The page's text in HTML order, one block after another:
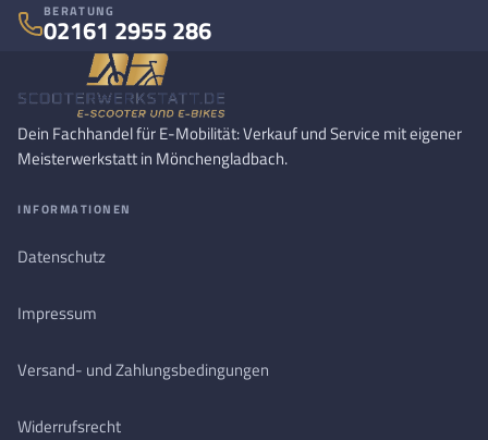
BERATUNG
02161 2955 286
Dein Fachhandel für E-Mobilität: Verkauf und Service mit eigener
Meisterwerkstatt in Mönchengladbach.
INFORMATIONEN
Datenschutz
Impressum
Versand- und Zahlungsbedingungen
Widerrufsrecht